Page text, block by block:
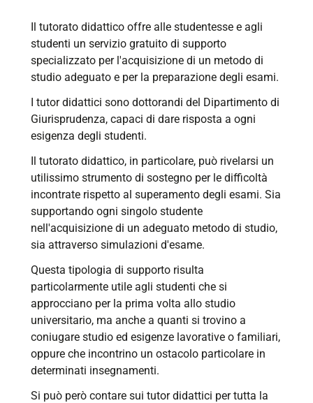
Il tutorato didattico offre alle studentesse e agli
studenti un servizio gratuito di supporto
specializzato per l'acquisizione di un metodo di
studio adeguato e per la preparazione degli esami.
I tutor didattici sono dottorandi del Dipartimento di
Giurisprudenza, capaci di dare risposta a ogni
esigenza degli studenti.
Il tutorato didattico, in particolare, può rivelarsi un
utilissimo strumento di sostegno per le difficoltà
incontrate rispetto al superamento degli esami. Sia
supportando ogni singolo studente
nell'acquisizione di un adeguato metodo di studio,
sia attraverso simulazioni d'esame.
Questa tipologia di supporto risulta
particolarmente utile agli studenti che si
approcciano per la prima volta allo studio
universitario, ma anche a quanti si trovino a
coniugare studio ed esigenze lavorative o familiari,
oppure che incontrino un ostacolo particolare in
determinati insegnamenti.
Si può però contare sui tutor didattici per tutta la